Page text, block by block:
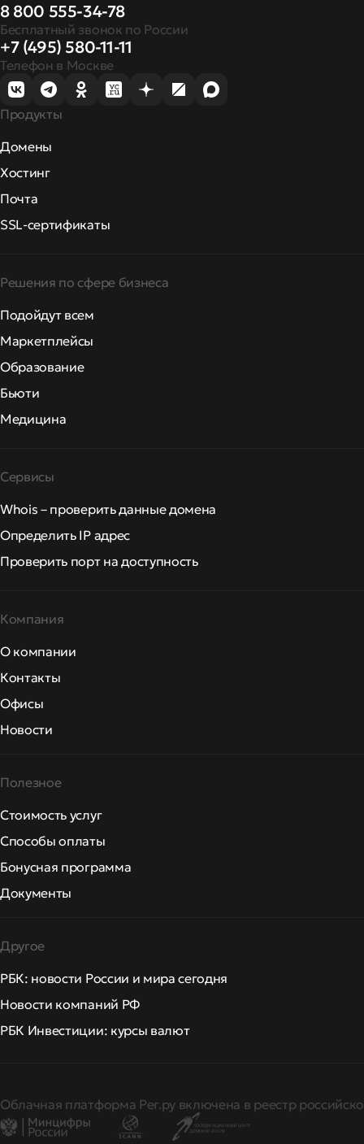
8 800 555-34-78
Бесплатный звонок по России
+7 (495) 580-11-11
Телефон в Москве
Продукты
Домены
Хостинг
Почта
SSL-сертификаты
Решения по сфере бизнеса
Подойдут всем
Маркетплейсы
Образование
Бьюти
Медицина
Сервисы
Whois – проверить данные домена
Определить IP адрес
Проверить порт на доступность
Компания
О компании
Контакты
Офисы
Новости
Полезное
Стоимость услуг
Способы оплаты
Бонусная программа
Документы
Другое
РБК: новости России и мира сегодня
Новости компаний РФ
РБК Инвестиции: курсы валют
Облачная платформа Рег.ру включена в реестр